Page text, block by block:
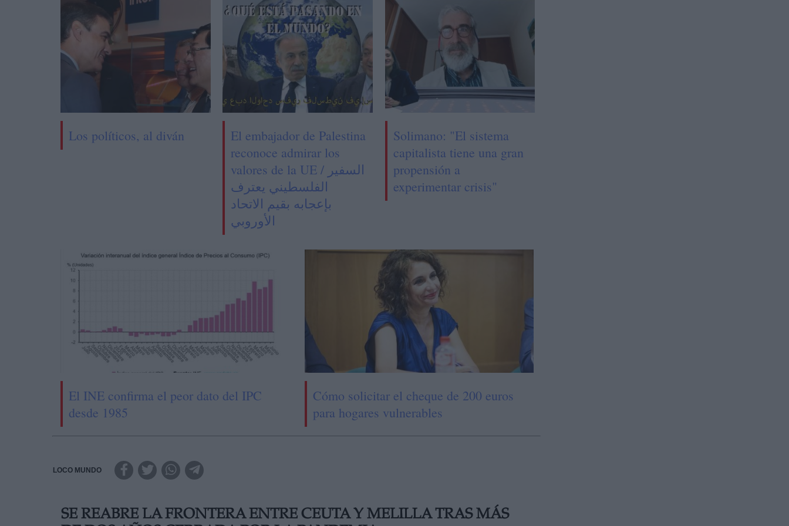
Los políticos, al diván
El embajador de Palestina
reconoce admirar los
valores de la UE / السفير
الفلسطيني يعترف
بإعجابه بقيم الاتحاد
الأوروبي
Solimano: "El sistema
capitalista tiene una gran
propensión a
experimentar crisis"
El INE confirma el peor dato del IPC
desde 1985
Cómo solicitar el cheque de 200 euros
para hogares vulnerables
LOCO MUNDO
SE REABRE LA FRONTERA ENTRE CEUTA Y MELILLA TRAS MÁS